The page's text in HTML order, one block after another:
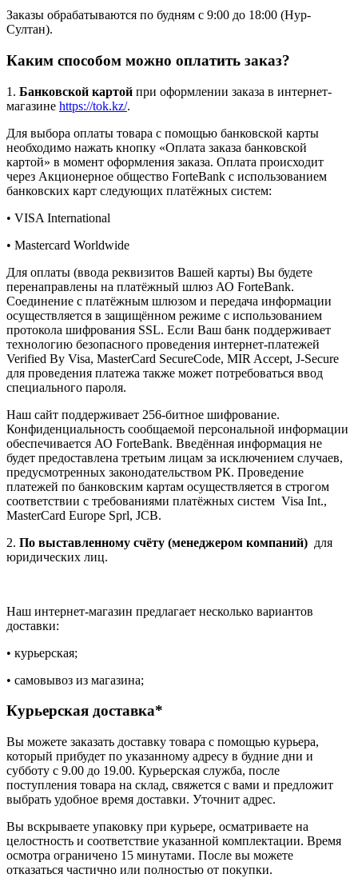
Заказы обрабатываются по будням с 9:00 до 18:00 (Нур-
Султан).
Каким способом можно оплатить заказ?
1. Банковской картой при оформлении заказа в интернет-
магазине https://tok.kz/.
Для выбора оплаты товара с помощью банковской карты
необходимо нажать кнопку «Оплата заказа банковской
картой» в момент оформления заказа. Оплата происходит
через Акционерное общество ForteBank с использованием
банковских карт следующих платёжных систем:
• VISA International
• Mastercard Worldwide
Для оплаты (ввода реквизитов Вашей карты) Вы будете
перенаправлены на платёжный шлюз АО ForteBank.
Соединение с платёжным шлюзом и передача информации
осуществляется в защищённом режиме с использованием
протокола шифрования SSL. Если Ваш банк поддерживает
технологию безопасного проведения интернет-платежей
Verified By Visa, MasterCard SecureCode, MIR Accept, J-Secure
для проведения платежа также может потребоваться ввод
специального пароля.
Наш сайт поддерживает 256-битное шифрование.
Конфиденциальность сообщаемой персональной информации
обеспечивается АО ForteBank. Введённая информация не
будет предоставлена третьим лицам за исключением случаев,
предусмотренных законодательством РК. Проведение
платежей по банковским картам осуществляется в строгом
соответствии с требованиями платёжных систем Visa Int.,
MasterCard Europe Sprl, JCB.
2. По выставленному счёту (менеджером компаний) для
юридических лиц.
Наш интернет-магазин предлагает несколько вариантов
доставки:
• курьерская;
• самовывоз из магазина;
Курьерская доставка*
Вы можете заказать доставку товара с помощью курьера,
который прибудет по указанному адресу в будние дни и
субботу с 9.00 до 19.00. Курьерская служба, после
поступления товара на склад, свяжется с вами и предложит
выбрать удобное время доставки. Уточнит адрес.
Вы вскрываете упаковку при курьере, осматриваете на
целостность и соответствие указанной комплектации. Время
осмотра ограничено 15 минутами. После вы можете
отказаться частично или полностью от покупки.